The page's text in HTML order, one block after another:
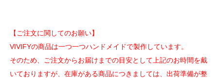
【ご注文に関してのお願い】
VIVIFYの商品は一つ一つハンドメイドで製作しています。
そのため、ご注文からお届けまでの目安として上記のお時間を戴
いておりますが、在庫がある商品につきましては、出荷準備が整